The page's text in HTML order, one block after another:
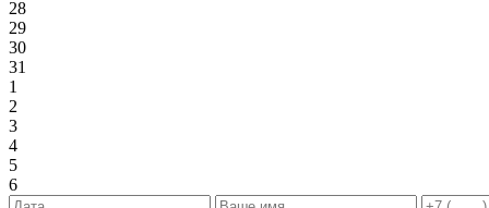
28
29
30
31
1
2
3
4
5
6